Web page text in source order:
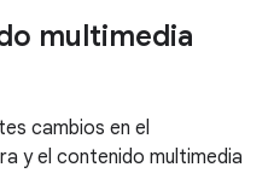
multimedia
cambios en el
y el contenido multimedia